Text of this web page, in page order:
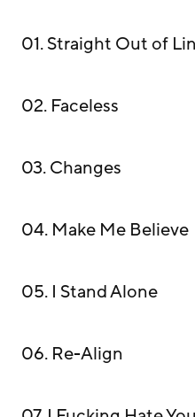
01. Straight Out of
02. Faceless
03. Changes
04. Make Me Believe
05. I Stand Alone
06. Re-Align